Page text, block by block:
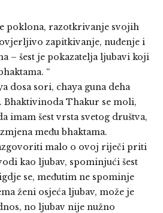
poklona, razotkrivanje svojih
zapitkivanje, nuđenje i
– šest je pokazatelja ljubavi koji
“
dosa sori, chaya guna deha
Bhaktivinoda Thakur se moli,
imam šest vrsta svetog društva,
među bhaktama.
malo o ovoj riječi priti
kao ljubav, spominjući šest
se, međutim ne spominje
ženi osjeća ljubav, može je
no ljubav nije nužno